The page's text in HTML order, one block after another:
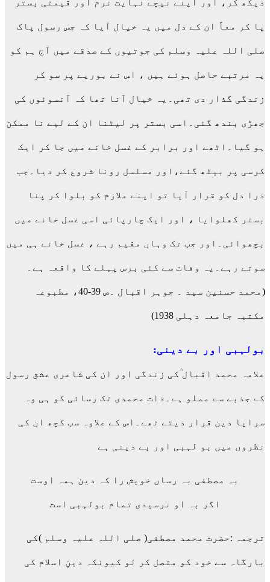
دیکھ کر، اور اپنے نیچے نہایت نرم اور قیمتی بستر
پا کر معاً ان کے دل میں یہ خیال آیا کہ جس رسول پاک
صلی اللہ علیہ وسلم کی جوتیوں کے صدقے میں آج ہم کو
یہ مرتبے حاصل ہوئے ہیں ، اس نے بوریے پر سو کر
زندگی گذار دی تھی۔یہ خیال آنا تھا کہ آنسوئوں کی
جھڑی بندھ گئی۔اسی بستر پر لیٹنا ان کے لیے نا ممکن
ہو گیا۔اٹھے اور برابر کے غسل خانے میں جا کر ایک
کرسی پر بیٹھ گئے،اور مسلسل رونا شروع کر دیا۔جب
ذرا دل کو قرار آیا تو اپنے ملازم کو بلوا کر پنا
بستر کھلوایا ، اور ایک چارپائی اسی غسل خانے میں
بچھوائی۔اور جب تک وہاں مقیم رہے ، غسل خانے ہی میں
سوتے رہے۔یہ وفات سے کئی برس پہلے کا واقعہ ہے۔
(محمد حسنین سید ۔ جوہر اقبال ۔ص 39-40، مطبوعہ
مکتبہ جامعہ دہلی 1938)
بولہبی اور بے دینی:
علامہ محمد اقبال ؒکی زندگی اور ان کی شاعری عشق رسول
کے جذبے سے مملو ہے۔ذات محمدی تک رسائی کو ہی وہ
سراپا دین قرار دیتے تھے۔اس کے علاوہ سب کچھ ان کی
نظروں میں بو لہبی اور بے دینی ہے
بہ مصطفی بہ رساں خویش را کہ دین ہمہ اوست
اگر بہ او نرسیدی تمام بولہبی است
ترجمہ :حضرت محمد مصطفی( صلی اللہ علیہ وسلم )کی
بارگاہ سے خود کو متصل کر لو کیونکہ دینِ اسلام کی